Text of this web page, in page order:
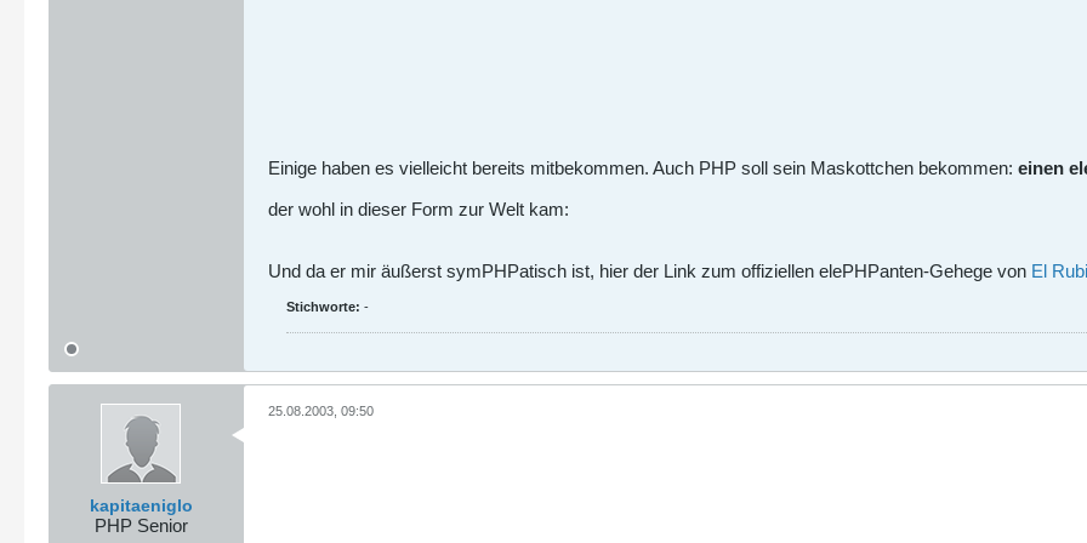
Einige haben es vielleicht bereits mitbekommen. Auch PHP soll sein Maskottchen bekommen: einen
der wohl in dieser Form zur Welt kam:
Und da er mir äußerst symPHPatisch ist, hier der Link zum offiziellen elePHPanten-Gehege von El
Stichworte: -
kapitaeniglo
PHP Senior
25.08.2003, 09:50